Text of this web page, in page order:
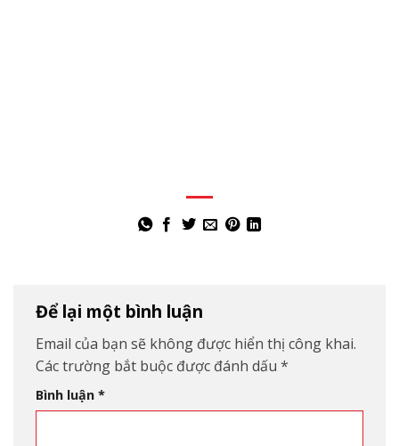
Để lại một bình luận
Email của bạn sẽ không được hiển thị công khai.
Các trường bắt buộc được đánh dấu *
Bình luận *